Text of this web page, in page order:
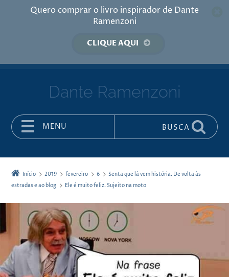
Quero comprar o livro inspirador de Dante
Ramenzoni
CLIQUE AQUI
Dante Ramenzoni
MENU BUSCA
Início 2019 fevereiro 6
Senta que lá vem história. De volta às
estradas e ao blog
Ele é muito feliz. Sujeito na moto